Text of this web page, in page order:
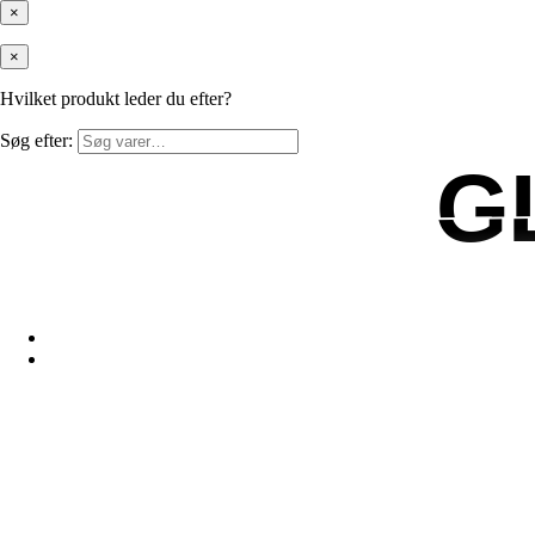
×
×
Hvilket produkt leder du efter?
Søg efter: